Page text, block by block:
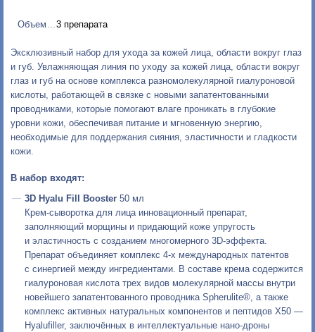
Объем 3 препарата
Эксклюзивный набор для ухода за кожей лица, области вокруг глаз
и губ. Увлажняющая линия по уходу за кожей лица, области вокруг
глаз и губ на основе комплекса разномолекулярной гиалуроновой
кислоты, работающей в связке с новыми запатентованными
проводниками, которые помогают влаге проникать в глубокие
уровни кожи, обеспечивая питание и мгновенную энергию,
необходимые для поддержания сияния, эластичности и гладкости
кожи.
В набор входят:
3D Hyalu Fill Booster 50 мл
Крем-сыворотка для лица инновационный препарат,
заполняющий морщины и придающий коже упругость
и эластичность с созданием многомерного 3D-эффекта.
Препарат объединяет комплекс 4-х международных патентов
с синергией между ингредиентами. В составе крема содержится
гиалуроновая кислота трех видов молекулярной массы внутри
новейшего запатентованного проводника Spherulite®, а также
комплекс активных натуральных компонентов и пептидов X50 —
Hyalufiller, заключённых в интеллектуальные нано-дроны